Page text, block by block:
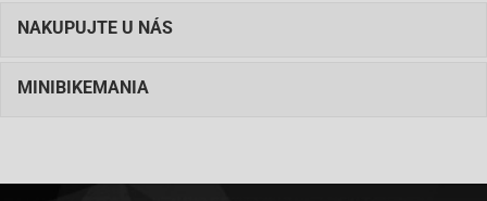
NAKUPUJTE U NÁS
MINIBIKEMANIA